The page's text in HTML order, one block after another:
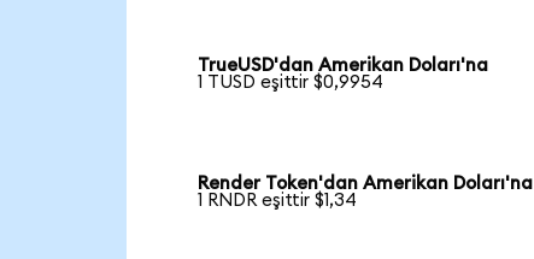
TrueUSD'dan Amerikan Doları'na
1 TUSD eşittir $0,9954
Render Token'dan Amerikan Doları'na
1 RNDR eşittir $1,34